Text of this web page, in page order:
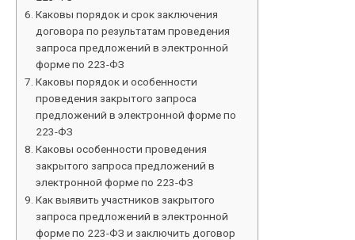
Каковы порядок и срок заключения
договора по результатам проведения
запроса предложений в электронной
форме по 223-ФЗ
Каковы порядок и особенности
проведения закрытого запроса
предложений в электронной форме по
223-ФЗ
Каковы особенности проведения
закрытого запроса предложений в
электронной форме по 223-ФЗ
Как выявить участников закрытого
запроса предложений в электронной
форме по 223-ФЗ и заключить договор